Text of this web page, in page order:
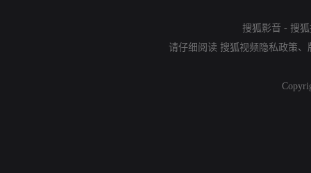
搜狐影音 - 搜
请仔细阅读 搜狐视频隐私政策、